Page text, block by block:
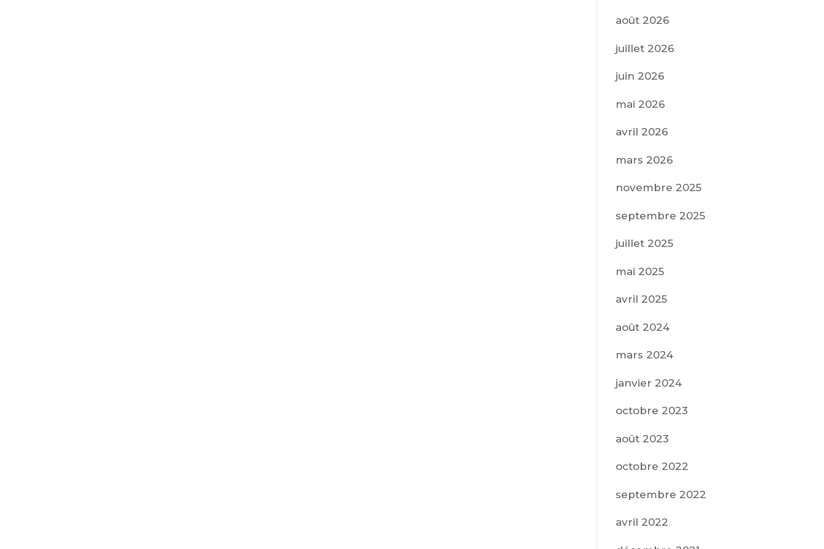
août 2026
juillet 2026
juin 2026
mai 2026
avril 2026
mars 2026
novembre 2025
septembre 2025
juillet 2025
mai 2025
avril 2025
août 2024
mars 2024
janvier 2024
octobre 2023
août 2023
octobre 2022
septembre 2022
avril 2022